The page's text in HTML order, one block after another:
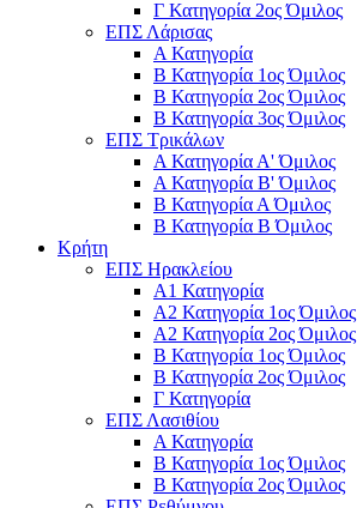
Γ Κατηγορία 2ος Όμιλος
ΕΠΣ Λάρισας
Α Κατηγορία
Β Κατηγορία 1ος Όμιλος
Β Κατηγορία 2ος Όμιλος
Β Κατηγορία 3ος Όμιλος
ΕΠΣ Τρικάλων
Α Κατηγορία Α' Όμιλος
Α Κατηγορία Β' Όμιλος
Β Κατηγορία Α Όμιλος
Β Κατηγορία Β Όμιλος
Κρήτη
ΕΠΣ Ηρακλείου
Α1 Κατηγορία
Α2 Κατηγορία 1ος Όμιλος
Α2 Κατηγορία 2ος Όμιλος
Β Κατηγορία 1ος Όμιλος
Β Κατηγορία 2ος Όμιλος
Γ Κατηγορία
ΕΠΣ Λασιθίου
Α Κατηγορία
Β Κατηγορία 1ος Όμιλος
Β Κατηγορία 2ος Όμιλος